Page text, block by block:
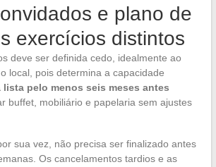
e plano de
exercícios distintos
deve ser definida cedo, idealmente ao
local, pois determina a capacidade
lista pelo menos seis meses antes
buffet, mobiliário e papelaria sem ajustes
sua vez, não precisa ser finalizado antes
Os cancelamentos tardios e as